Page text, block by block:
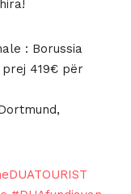
: Borussia
419€ për